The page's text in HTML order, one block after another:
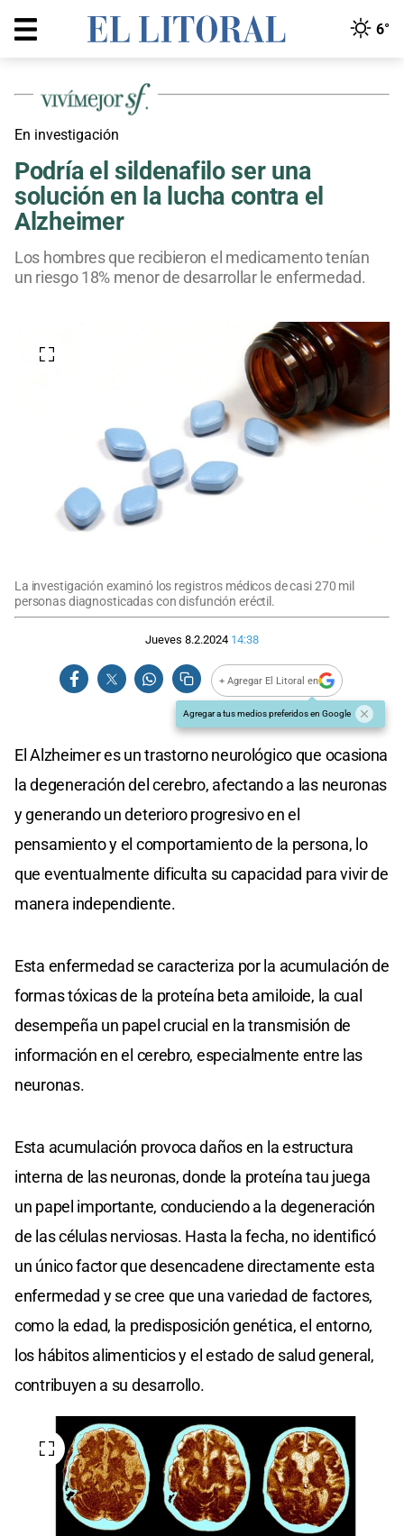
6°
En investigación
Podría el sildenafilo ser una
solución en la lucha contra el
Alzheimer
Los hombres que recibieron el medicamento tenían
un riesgo 18% menor de desarrollar le enfermedad.
La investigación examinó los registros médicos de casi 270 mil
personas diagnosticadas con disfunción eréctil.
Jueves 8.2.2024 14:38
+ Agregar El Litoral en
Agregar a tus medios preferidos en Google
El Alzheimer es un trastorno neurológico que ocasiona
la degeneración del cerebro, afectando a las neuronas
y generando un deterioro progresivo en el
pensamiento y el comportamiento de la persona, lo
que eventualmente dificulta su capacidad para vivir de
manera independiente.
Esta enfermedad se caracteriza por la acumulación de
formas tóxicas de la proteína beta amiloide, la cual
desempeña un papel crucial en la transmisión de
información en el cerebro, especialmente entre las
neuronas.
Esta acumulación provoca daños en la estructura
interna de las neuronas, donde la proteína tau juega
un papel importante, conduciendo a la degeneración
de las células nerviosas. Hasta la fecha, no identificó
un único factor que desencadene directamente esta
enfermedad y se cree que una variedad de factores,
como la edad, la predisposición genética, el entorno,
los hábitos alimenticios y el estado de salud general,
contribuyen a su desarrollo.